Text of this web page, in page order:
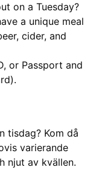
on a Tuesday?
a unique meal
cider, and
or Passport and
tisdag? Kom då
varierande
njut av kvällen.